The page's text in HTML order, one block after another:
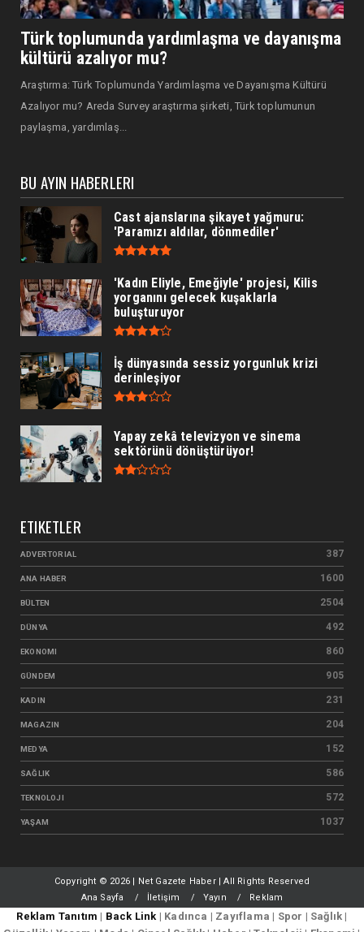
Türk toplumunda yardımlaşma ve dayanışma
kültürü azalıyor mu?
Araştırma: Türk Toplumunda Yardımlaşma ve Dayanışma Kültürü
Azalıyor mu? Areda Survey araştırma şirketi, Türk toplumunun
paylaşma, yardımlaş...
BU AYIN HABERLERI
Cast ajanslarına şikayet yağmuru:
'Paramızı aldılar, dönmediler'
'Kadın Eliyle, Emeğiyle' projesi, Kilis
yorganını gelecek kuşaklarla
buluşturuyor
İş dünyasında sessiz yorgunluk krizi
derinleşiyor
Yapay zekâ televizyon ve sinema
sektörünü dönüştürüyor!
ETIKETLER
ADVERTORIAL 387
ANA HABER 1600
BÜLTEN 2504
DÜNYA 492
EKONOMI 860
GÜNDEM 905
KADIN 231
MAGAZIN 204
MEDYA 152
SAĞLIK 586
TEKNOLOJI 572
YAŞAM 1037
Copyright © 2026 | Net Gazete Haber | All Rights Reserved
Ana Sayfa
İletişim Yayın Reklam
Reklam Tanıtım | Back Link | Kadınca | Zayıflama | Spor | Sağlık |